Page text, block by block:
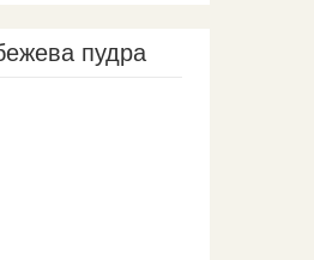
пудра